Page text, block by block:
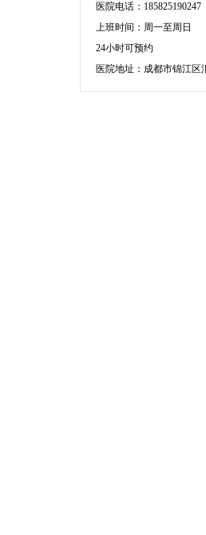
医院电话：185825190247
上班时间：周一至周日
24小时可预约
医院地址：成都市锦江区